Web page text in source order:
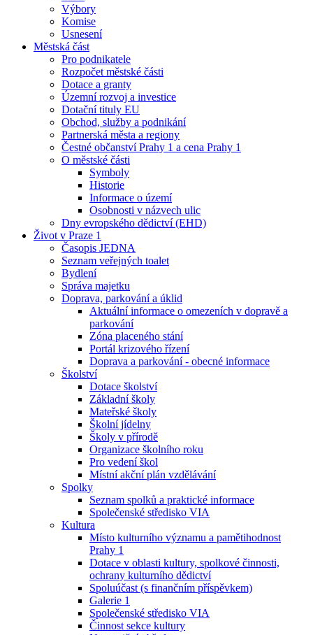
Výbory
Komise
Usnesení
Městská část
Pro podnikatele
Rozpočet městské části
Dotace a granty
Územní rozvoj a investice
Dotační tituly EU
Obchod, služby a podnikání
Partnerská města a regiony
Čestné občanství Prahy 1 a cena Prahy 1
O městské části
Symboly
Historie
Informace o území
Osobnosti v názvech ulic
Dny evropského dědictví (EHD)
Život v Praze 1
Časopis JEDNA
Seznam veřejných toalet
Bydlení
Správa majetku
Doprava, parkování a úklid
Aktuální informace o omezeních v dopravě a
parkování
Zóna placeného stání
Portál krizového řízení
Doprava a parkování - obecné informace
Školství
Dotace školství
Základní školy
Mateřské školy
Školní jídelny
Školy v přírodě
Organizace školního roku
Pro vedení škol
Místní akční plán vzdělávání
Spolky
Seznam spolků a praktické informace
Společenské středisko VIA
Kultura
Místo kulturního významu a pamětihodnost
Prahy 1
Dotace v oblasti kultury, spolkové činnosti,
ochrany kulturního dědictví
Spoluúčast (s finančním příspěvkem)
Galerie 1
Společenské středisko VIA
Činnost sekce kultury